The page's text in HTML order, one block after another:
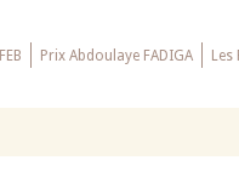
Prix Abdoulaye FADIGA Les